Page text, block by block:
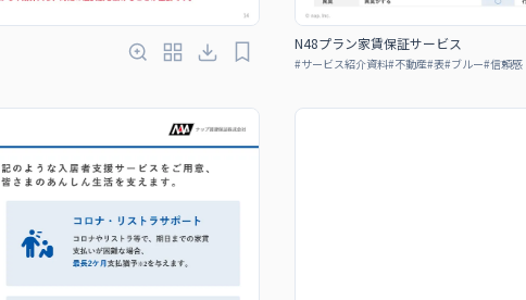
N48プラン家賃保証サービス
#サービス紹介資料#不動産#表#ブルー#信頼感